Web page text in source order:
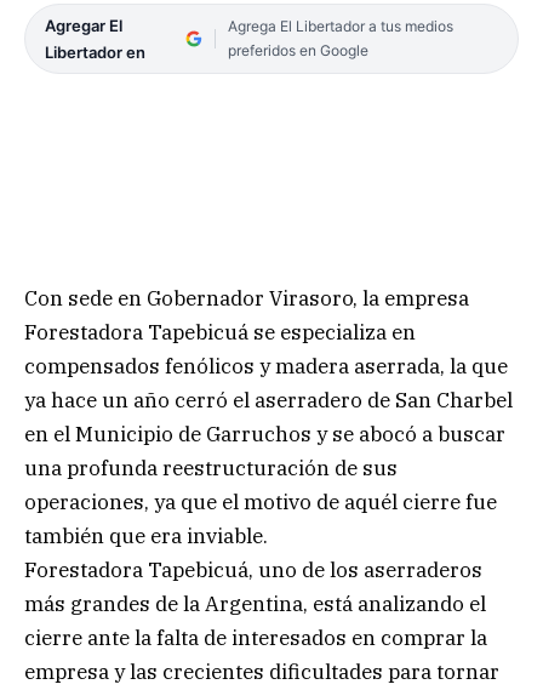
Agregar El
Libertador en
Agrega El Libertador a tus medios
preferidos en Google
Con sede en Gobernador Virasoro, la empresa
Forestadora Tapebicuá se especializa en
compensados fenólicos y madera aserrada, la que
ya hace un año cerró el aserradero de San Charbel
en el Municipio de Garruchos y se abocó a buscar
una profunda reestructuración de sus
operaciones, ya que el motivo de aquél cierre fue
también que era inviable.
Forestadora Tapebicuá, uno de los aserraderos
más grandes de la Argentina, está analizando el
cierre ante la falta de interesados en comprar la
empresa y las crecientes dificultades para tornar